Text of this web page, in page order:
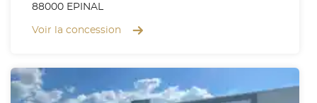
88000 EPINAL
Voir la concession